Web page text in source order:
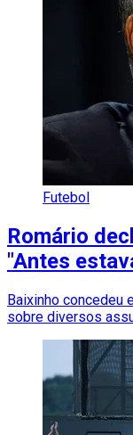
Futebol
Romário
"Antes
Baixinho concedeu
sobre diversos